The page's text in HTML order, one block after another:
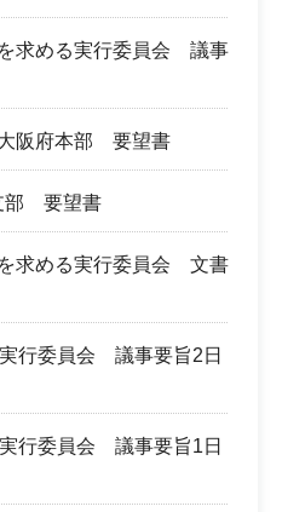
求める実行委員会 議事
阪府本部 要望書
部 要望書
求める実行委員会 文書
行委員会 議事要旨2日
行委員会 議事要旨1日